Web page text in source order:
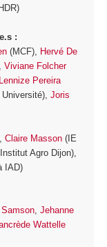
:
(MCF), Hervé De
Viviane Folcher
Lennize Pereira
Joris
Claire Masson(IE
Agro Dijon),
IAD)
, Jehanne
Wattelle